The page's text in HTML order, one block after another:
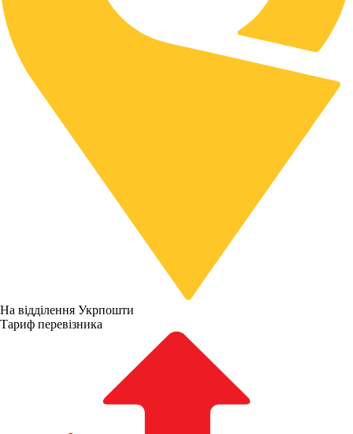
На відділення Укрпошти
Тариф перевізника